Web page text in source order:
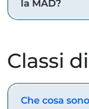
la MAD?
Classi
Che cosa